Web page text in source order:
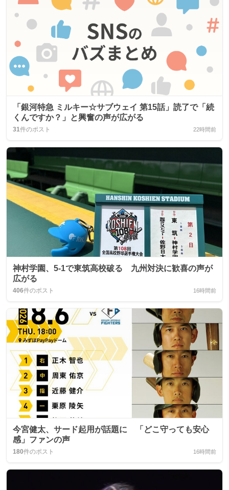
「銀河特急 ミルキー☆サブウェイ 第15話」読了で「続
くんですか？」と興奮の声が広がる
31件のポスト 22時間前
神村学園、5-1で東筑高校破る 九州対決に歓喜の声が
広がる
406件のポスト 16時間前
今宮健太、サード起用が話題に 「どこ守っても安心
感」ファンの声
180件のポスト 16時間前